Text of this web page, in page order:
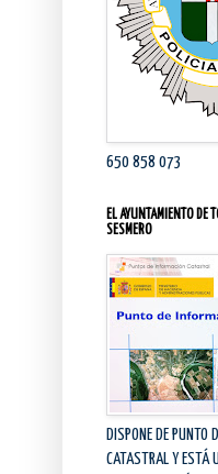
650 858 073
EL AYUNTAMIENTO DE
SESMERO
DISPONE DE PUNTO
CATASTRAL Y ESTÁ